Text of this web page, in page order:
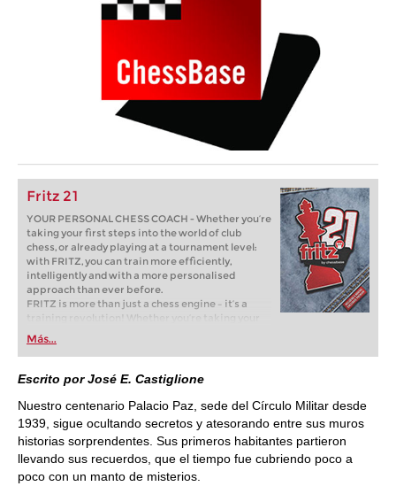
Fritz 21
YOUR PERSONAL CHESS COACH - Whether you’re
taking your first steps into the world of club
chess, or already playing at a tournament level:
with FRITZ, you can train more efficiently,
intelligently and with a more personalised
approach than ever before.
FRITZ is more than just a chess engine – it’s a
training revolution! Whether you’re taking your
first steps into the world of club chess, or already
playing at a tournament level: with FRITZ, you can
train more efficiently, intelligently and with a
more personalised approach than ever before.
Más...
Escrito por José E. Castiglione
Nuestro centenario Palacio Paz, sede del Círculo Militar desde
1939, sigue ocultando secretos y atesorando entre sus muros
historias sorprendentes. Sus primeros habitantes partieron
llevando sus recuerdos, que el tiempo fue cubriendo poco a
poco con un manto de misterios.